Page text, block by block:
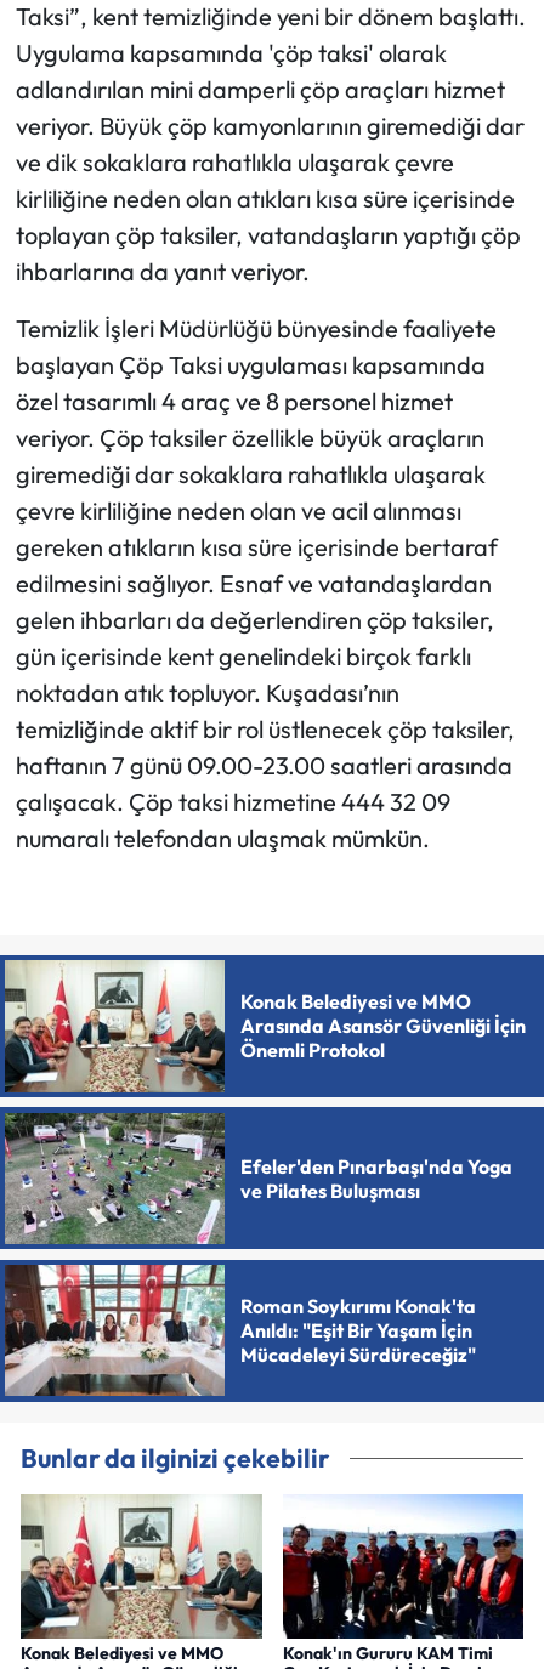
Taksi”, kent temizliğinde yeni bir dönem başlattı.
Uygulama kapsamında 'çöp taksi' olarak
adlandırılan mini damperli çöp araçları hizmet
veriyor. Büyük çöp kamyonlarının giremediği dar
ve dik sokaklara rahatlıkla ulaşarak çevre
kirliliğine neden olan atıkları kısa süre içerisinde
toplayan çöp taksiler, vatandaşların yaptığı çöp
ihbarlarına da yanıt veriyor.
Temizlik İşleri Müdürlüğü bünyesinde faaliyete
başlayan Çöp Taksi uygulaması kapsamında
özel tasarımlı 4 araç ve 8 personel hizmet
veriyor. Çöp taksiler özellikle büyük araçların
giremediği dar sokaklara rahatlıkla ulaşarak
çevre kirliliğine neden olan ve acil alınması
gereken atıkların kısa süre içerisinde bertaraf
edilmesini sağlıyor. Esnaf ve vatandaşlardan
gelen ihbarları da değerlendiren çöp taksiler,
gün içerisinde kent genelindeki birçok farklı
noktadan atık topluyor. Kuşadası’nın
temizliğinde aktif bir rol üstlenecek çöp taksiler,
haftanın 7 günü 09.00-23.00 saatleri arasında
çalışacak. Çöp taksi hizmetine 444 32 09
numaralı telefondan ulaşmak mümkün.
Konak Belediyesi ve MMO
Arasında Asansör Güvenliği İçin
Önemli Protokol
Efeler'den Pınarbaşı'nda Yoga
ve Pilates Buluşması
Roman Soykırımı Konak'ta
Anıldı: "Eşit Bir Yaşam İçin
Mücadeleyi Sürdüreceğiz"
Bunlar da ilginizi çekebilir
Konak Belediyesi ve MMO
Konak'ın Gururu KAM Timi